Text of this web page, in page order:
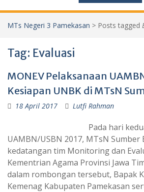
MTs Negeri 3 Pamekasan > Posts tagged
Tag: Evaluasi
MONEV Pelaksanaan
Kesiapan UNBK di MTsN
18 April 2017 Lutfi Rahman
Pada hari
UAMBN/USBN 2017, MTsN Sumber
kedatangan tim Monitoring dan
Kementrian Agama Provinsi Jawa
dalam rombongan tersebut, Bapak
Kemenag Kabupaten Pamekasan